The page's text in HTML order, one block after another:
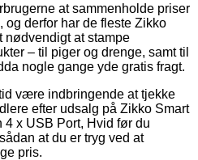
at sammenholde priser
og derfor har de fleste Zikko
nødvendigt at stampe
– til piger og drenge, samt til
nogle gange yde gratis fragt.
være indbringende at tjekke
efter udsalg på Zikko Smart
4 x USB Port, Hvid før du
at du er tryg ved at
pris.